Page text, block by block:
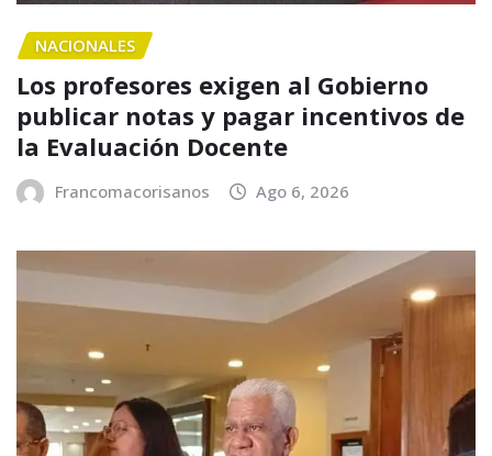
NACIONALES
Los profesores exigen al Gobierno
publicar notas y pagar incentivos de
la Evaluación Docente
Francomacorisanos Ago 6, 2026